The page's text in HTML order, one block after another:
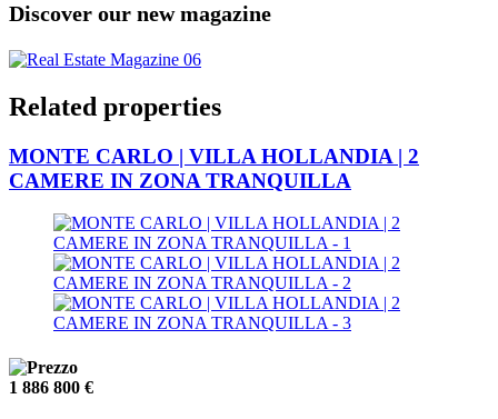
Discover our new magazine
Related properties
MONTE CARLO | VILLA HOLLANDIA | 2
CAMERE IN ZONA TRANQUILLA
1 886 800 €